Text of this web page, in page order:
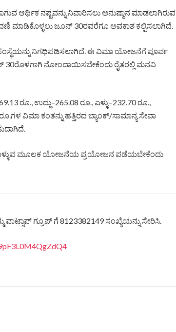
ಆರ್ಥಿಕ ನಷ್ಟವನ್ನು ನಿವಾರಿಸಲು ಅನುಷ್ಠಾನ ಮಾಡಲಾಗಿರುವ
ಮಾಡಿಕೊಳ್ಳಲು ಜೂನ್ 30ರವರೆಗೂ ಅವಕಾಶ ಕಲ್ಪಿಸಲಾಗಿದೆ.
ನಿಗಧಿಪಡಿಸಲಾಗಿದೆ. ಈ ವಿಮಾ ಯೋಜನೆಗೆ ಪೂರ್ವ
30ರೊಳಗಾಗಿ ನೋಂದಾಯಿಸಬೇಕೆಂದು ರೈತರಲ್ಲಿ ಮನವಿ
ರೂ., ಉದ್ದು–265.08 ರೂ., ಎಳ್ಳು–232.70 ರೂ.,
ವಿಮಾ ಕಂತನ್ನು ಹತ್ತಿರದ ಬ್ಯಾಂಕ್/ಸಾಮಾನ್ಯ ಸೇವಾ
ಮೂಲಕ ಯೋಜನೆಯ ಪ್ರಯೋಜನ ಪಡೆಯಬೇಕೆಂದು
ಗ್ರೂಪ್ ಗೆ 8123382149 ಸಂಖ್ಯೆಯನ್ನು ಸೇರಿಸಿ.